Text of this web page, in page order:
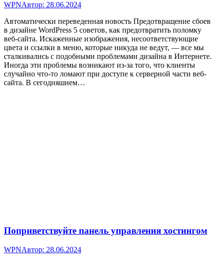
WPNАвтор: 28.06.2024
Автоматически переведенная новость Предотвращение сбоев
в дизайне WordPress 5 советов, как предотвратить поломку
веб-сайта. Искаженные изображения, несоответствующие
цвета и ссылки в меню, которые никуда не ведут, — все мы
сталкивались с подобными проблемами дизайна в Интернете.
Иногда эти проблемы возникают из-за того, что клиенты
случайно что-то ломают при доступе к серверной части веб-
сайта. В сегодняшнем…
Поприветствуйте панель управления хостингом
WPNАвтор: 28.06.2024